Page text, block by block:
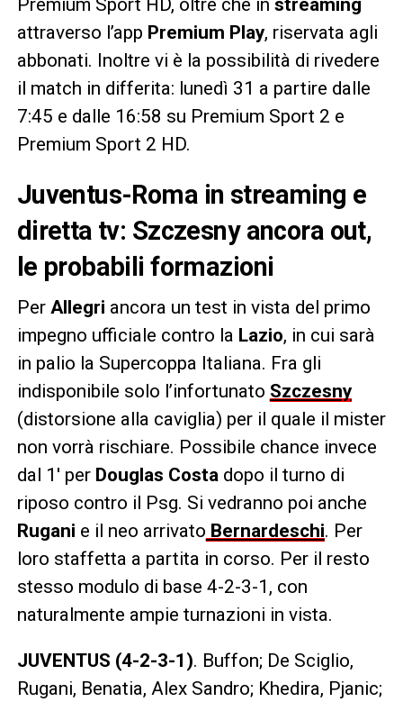
Premium Sport HD, oltre che in streaming
attraverso l’app Premium Play, riservata agli
abbonati. Inoltre vi è la possibilità di rivedere
il match in differita: lunedì 31 a partire dalle
7:45 e dalle 16:58 su Premium Sport 2 e
Premium Sport 2 HD.
Juventus-Roma in streaming e
diretta tv: Szczesny ancora out,
le probabili formazioni
Per Allegri ancora un test in vista del primo
impegno ufficiale contro la Lazio, in cui sarà
in palio la Supercoppa Italiana. Fra gli
indisponibile solo l’infortunato Szczesny
(distorsione alla caviglia) per il quale il mister
non vorrà rischiare. Possibile chance invece
dal 1′ per Douglas Costadopo il turno di
riposo contro il Psg. Si vedranno poi anche
Rugani e il neo arrivato Bernardeschi. Per
loro staffetta a partita in corso. Per il resto
stesso modulo di base 4-2-3-1, con
naturalmente ampie turnazioni in vista.
JUVENTUS (4-2-3-1). Buffon; De Sciglio,
Rugani, Benatia, Alex Sandro; Khedira, Pjanic;